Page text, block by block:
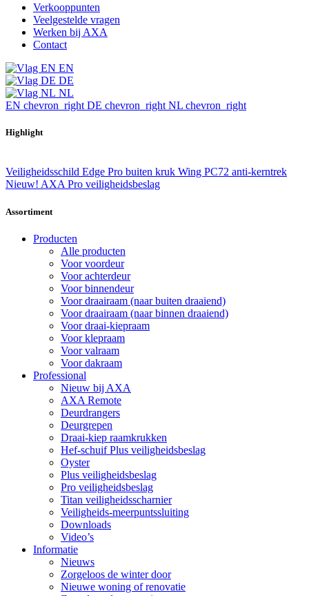
Verkooppunten
Veelgestelde vragen
Werken bij AXA
Contact
EN
DE
NL
EN chevron_right DE chevron_right NL chevron_right
Highlight
Veiligheidsschild Edge Pro buiten kruk Wing PC72 anti-kerntrek
Nieuw! AXA Pro veiligheidsbeslag
Assortiment
Producten
Alle producten
Voor voordeur
Voor achterdeur
Voor binnendeur
Voor draairaam (naar buiten draaiend)
Voor draairaam (naar binnen draaiend)
Voor draai-kiepraam
Voor klepraam
Voor valraam
Voor dakraam
Professional
Nieuw bij AXA
AXA Remote
Deurdrangers
Deurgrepen
Draai-kiep raamkrukken
Hef-schuif Plus veiligheidsbeslag
Oyster
Plus veiligheidsbeslag
Pro veiligheidsbeslag
Titan veiligheidsscharnier
Veiligheids-meerpuntssluiting
Downloads
Video’s
Informatie
Nieuws
Zorgeloos de winter door
Nieuwe woning of renovatie